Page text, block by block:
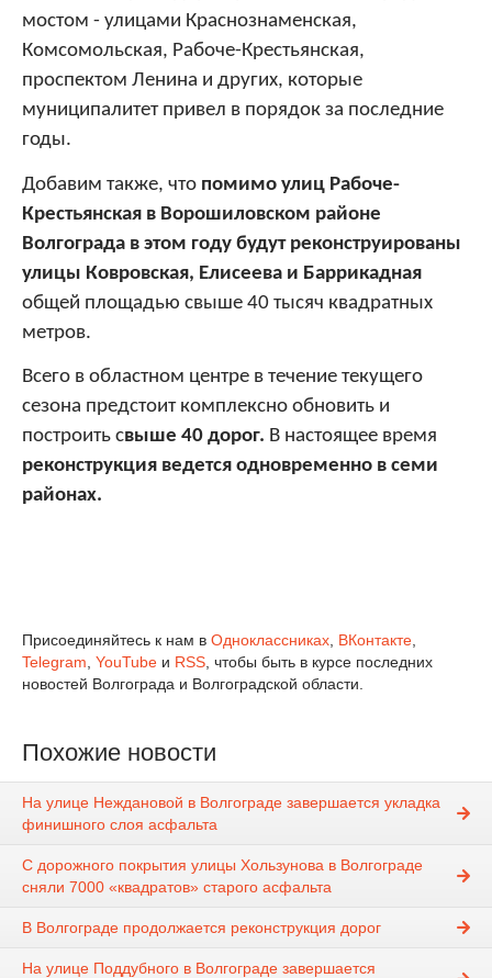
мостом - улицами Краснознаменская,
Комсомольская, Рабоче-Крестьянская,
проспектом Ленина и других, которые
муниципалитет привел в порядок за последние
годы.
Добавим также, что помимо улиц Рабоче-
Крестьянская в Ворошиловском районе
Волгограда в этом году будут реконструированы
улицы Ковровская, Елисеева и Баррикадная
общей площадью свыше 40 тысяч квадратных
метров.
Всего в областном центре в течение текущего
сезона предстоит комплексно обновить и
построить свыше 40 дорог. В настоящее время
реконструкция ведется одновременно в семи
районах.
Присоединяйтесь к нам в Одноклассниках ВКонтакте
Telegram YouTube и RSS , чтобы быть в курсе последних
новостей Волгограда и Волгоградской области.
Похожие новости
На улице Неждановой в Волгограде завершается укладка
финишного слоя асфальта
С дорожного покрытия улицы Хользунова в Волгограде
сняли 7000 «квадратов» старого асфальта
В Волгограде продолжается реконструкция дорог
На улице Поддубного в Волгограде завершается